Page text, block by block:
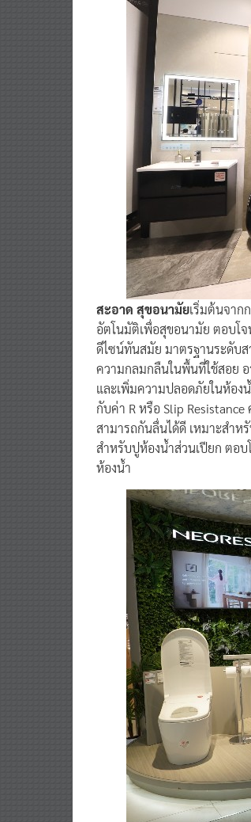
สะอาด สุขอนามัยเริ่มต้นจาก
อัตโนมัติเพื่อสุขอนามัย ตอบโ
ดีไซน์ทันสมัย มาตรฐานระดับ
ความกลมกลืนในพื้นที่ใช้สอย อา
และเพิ่มความปลอดภัยในห้อง
กับค่า R หรือ Slip
สามารถกันลื่นได้ดี เหมาะสำห
สำหรับปูห้องน้ำส่วนเปียก ตอ
ห้องน้ำ